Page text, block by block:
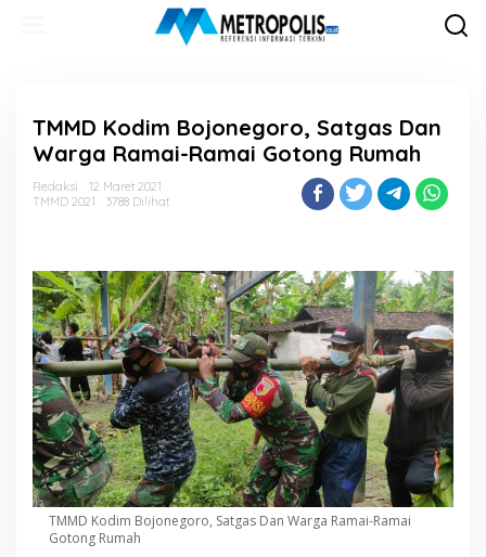
TMMD Kodim Bojonegoro, Satgas Dan
Warga Ramai-Ramai Gotong Rumah
Redaksi
12 Maret 2021
TMMD 2021
3788 Dilihat
TMMD Kodim Bojonegoro, Satgas Dan Warga Ramai-Ramai
Gotong Rumah